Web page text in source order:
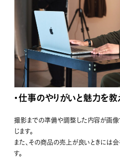
・仕事のやりがいと魅力を教
撮影までの準備や調整した内容が画像
じます。
また、その商品の売上が良いときには
す。